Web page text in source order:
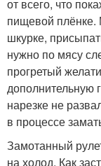
от всего, что
пищевой плёнке.
шкурке,
нужно по мясу
прогретый
дополнительную
нарезке не
в процессе
Замотанный
на холод. Как